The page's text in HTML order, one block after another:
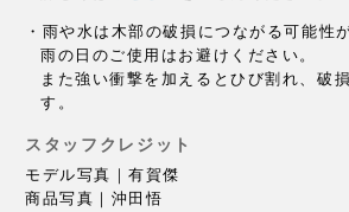
・雨や水は木部の破損につながる可能性
雨の日のご使用はお避けください。
また強い衝撃を加えるとひび割れ、破
す。
スタッフクレジット
モデル写真｜有賀傑
商品写真｜沖田悟